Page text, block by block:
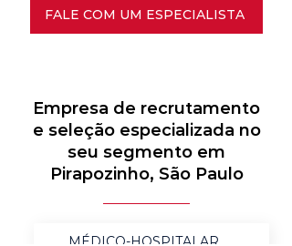
FALE COM UM ESPECIALISTA
Empresa de recrutamento
e seleção especializada no
seu segmento em
Pirapozinho, São Paulo
MÉDICO-HOSPITALAR